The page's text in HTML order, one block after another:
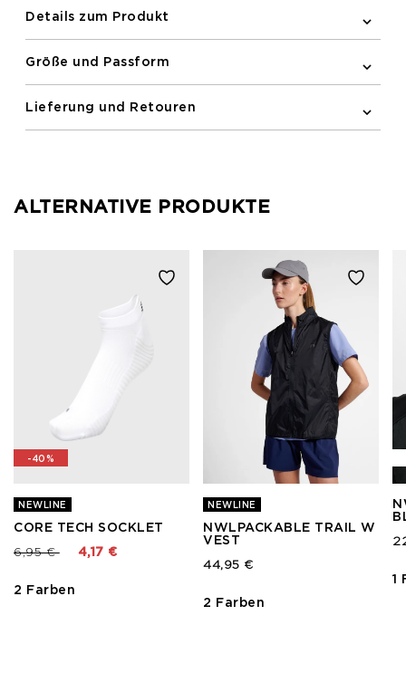
verbessern Unterstützung und Stil.
Details zum Produkt
Größe und Passform
Lieferung und Retouren
ALTERNATIVE PRODUKTE
-40%
NEWLINE
CORE TECH SOCKLET
Preis reduziert von
6,95 €bis 4,17 €
2 Farben
NEWLINE
NWLPACKABLE TRAIL W
VEST
44,95 €
2 Farben
1